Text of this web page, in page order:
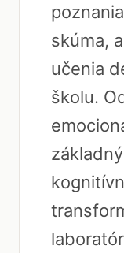
skúma,
učenia
školu.